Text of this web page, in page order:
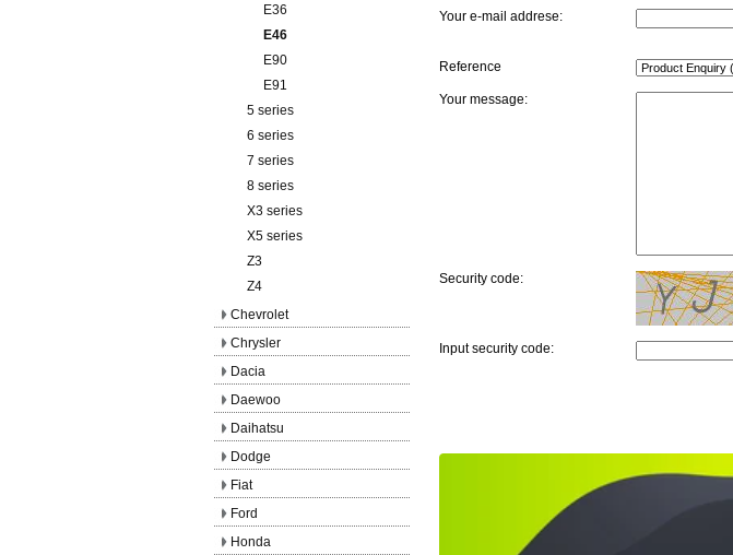
Your e-mail addrese:
Reference
Your message:
Security code:
Input security code:
E36
E46
E90
E91
5 series
6 series
7 series
8 series
X3 series
X5 series
Z3
Z4
Chevrolet
Chrysler
Dacia
Daewoo
Daihatsu
Dodge
Fiat
Ford
Honda